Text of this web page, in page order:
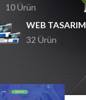
10 Ürün
WEB TASARIM
32 Ürün